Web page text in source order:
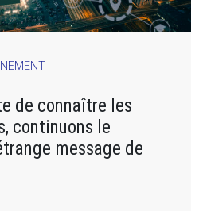
de connaître les
continuons le
message de